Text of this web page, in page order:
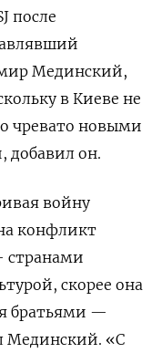
после
Мединский,
в Киеве не
чревато новыми
добавил он.
войну
конфликт
скорее она
братьями —
Мединский. «С